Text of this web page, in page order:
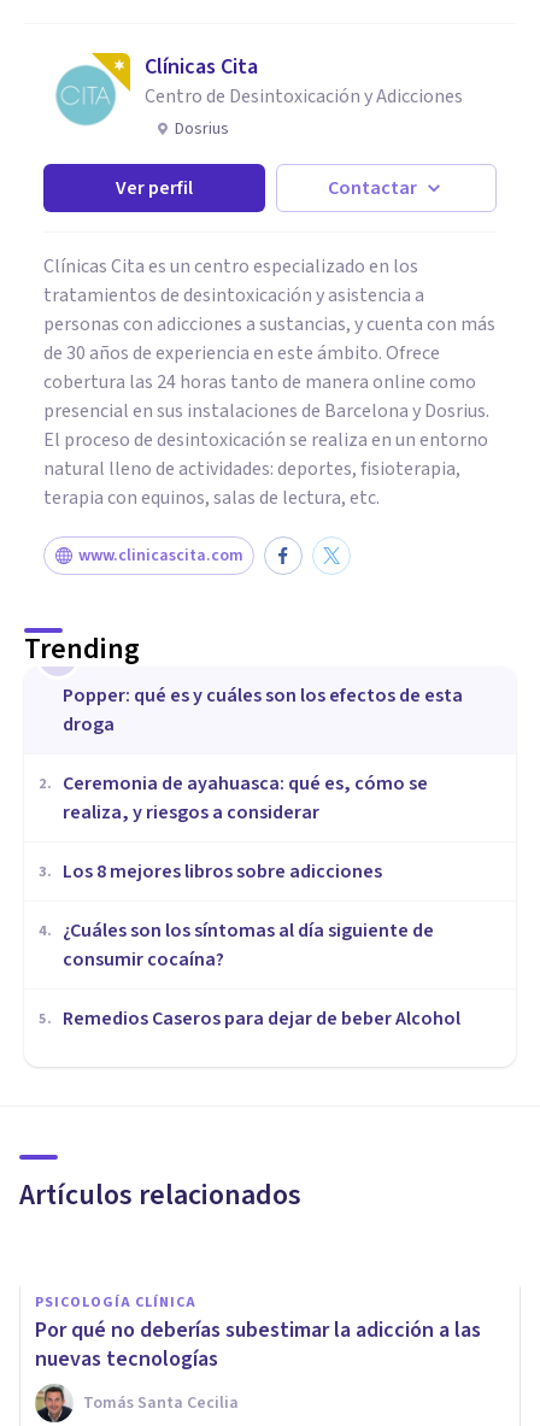
Clínicas Cita
Centro de Desintoxicación y Adicciones
Dosrius
Ver perfil Contactar
Clínicas Cita es un centro especializado en los
tratamientos de desintoxicación y asistencia a
personas con adicciones a sustancias, y cuenta con más
de 30 años de experiencia en este ámbito. Ofrece
cobertura las 24 horas tanto de manera online como
presencial en sus instalaciones de Barcelona y Dosrius.
El proceso de desintoxicación se realiza en un entorno
natural lleno de actividades: deportes, fisioterapia,
terapia con equinos, salas de lectura, etc.
www.clinicascita.com
Trending
1
Popper: qué es y cuáles son los efectos de esta
droga
2.
Ceremonia de ayahuasca: qué es, cómo se
realiza, y riesgos a considerar
3. Los 8 mejores libros sobre adicciones
4.
¿Cuáles son los síntomas al día siguiente de
consumir cocaína?
5. Remedios Caseros para dejar de beber Alcohol
Artículos relacionados
adicción a las apuestas online?
PSICOLOGÍA CLÍNICA
Por qué no deberías subestimar la adicción a las
nuevas tecnologías
Tomás Santa Cecilia